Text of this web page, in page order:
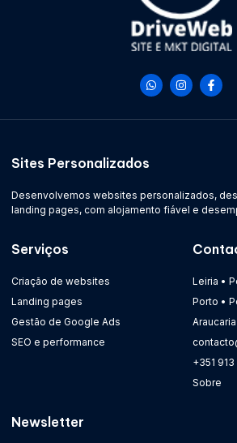
Sites Personalizados
Desenvolvemos websites personalizados,
landing pages, com alojamento fiável e
Serviços
Criação de websites
Landing pages
Gestão de Google Ads
SEO e performance
Leiria •
Porto •
+351
Sobre
Newsletter